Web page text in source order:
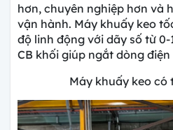
hơn, chuyên nghiệp hơn và
vận hành. Máy khuấy keo
độ linh động với dãy số từ
CB khối giúp ngắt dòng
Máy khuấy keo có